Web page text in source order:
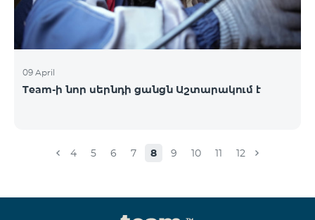
09 April
Team-ի նոր սերնդի ցանցն Աշտարակում է
4 5 6 7 8 9 10 11 12